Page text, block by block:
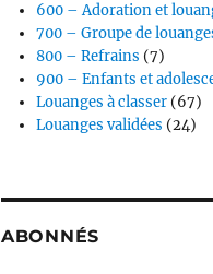
600 – Adoration et
700 – Groupe de
800 – Refrains (7)
900 – Enfants et
Louanges à classer (67)
Louanges validées (24)
ABONNÉS